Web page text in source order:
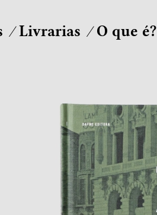
Livrarias O que é?